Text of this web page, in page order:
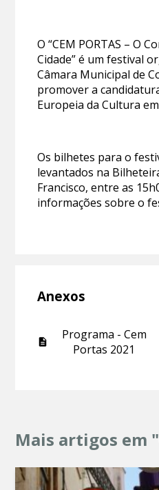
O “CEM PORTAS – O
Cidade” é um festival
Câmara Municipal de
promover a
Europeia da Cultura
Os bilhetes para o
levantados na
Francisco, entre as
informações sobre o
Anexos
Programa - Cem
Portas 2021
Mais artigos em